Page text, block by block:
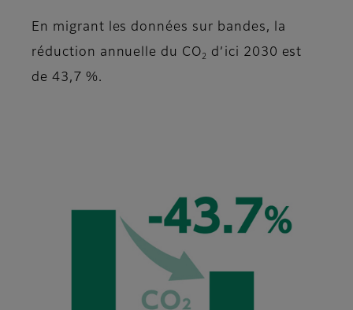
En migrant les données sur bandes, la
réduction annuelle du CO 2
d’ici 2030 est
de 43,7 %.